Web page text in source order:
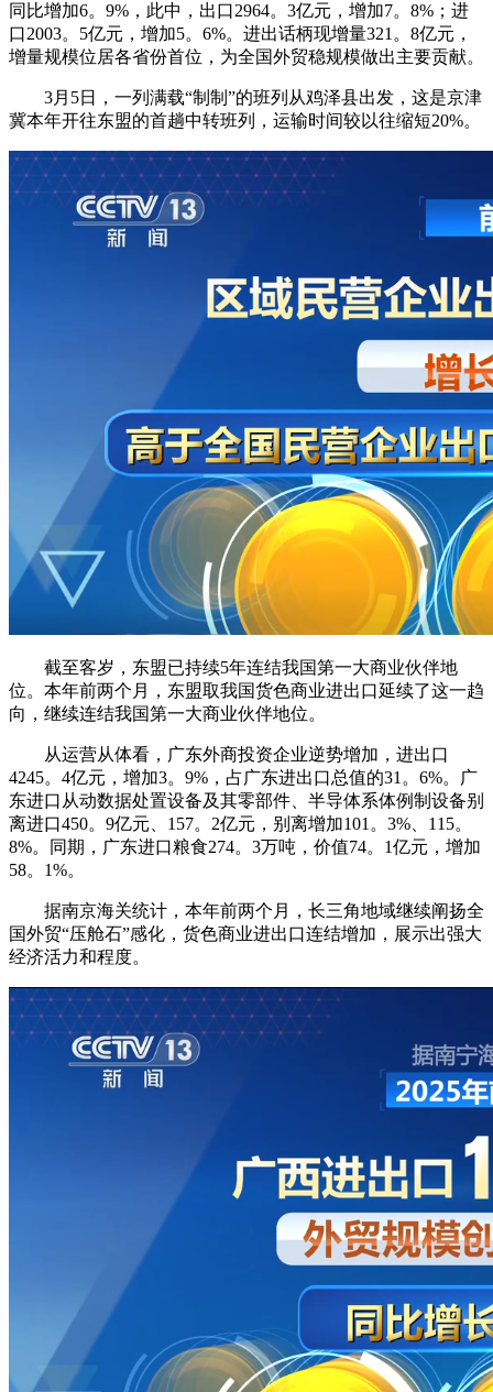
同比增加6。9%，此中，出口2964。3亿元，增加7。8%；进
口2003。5亿元，增加5。6%。进出话柄现增量321。8亿元，
增量规模位居各省份首位，为全国外贸稳规模做出主要贡献。
3月5日，一列满载“制制”的班列从鸡泽县出发，这是京津
冀本年开往东盟的首趟中转班列，运输时间较以往缩短20%。
截至客岁，东盟已持续5年连结我国第一大商业伙伴地
位。本年前两个月，东盟取我国货色商业进出口延续了这一趋
向，继续连结我国第一大商业伙伴地位。
从运营从体看，广东外商投资企业逆势增加，进出口
4245。4亿元，增加3。9%，占广东进出口总值的31。6%。广
东进口从动数据处置设备及其零部件、半导体系体例制设备别
离进口450。9亿元、157。2亿元，别离增加101。3%、115。
8%。同期，广东进口粮食274。3万吨，价值74。1亿元，增加
58。1%。
据南京海关统计，本年前两个月，长三角地域继续阐扬全
国外贸“压舱石”感化，货色商业进出口连结增加，展示出强大
经济活力和程度。